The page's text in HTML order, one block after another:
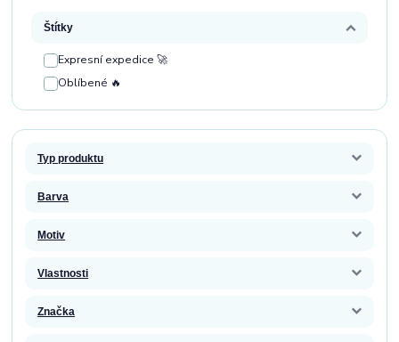
Štítky
Expresní expedice 🚀
Oblíbené 🔥
Typ produktu
Barva
Motiv
Vlastnosti
Značka